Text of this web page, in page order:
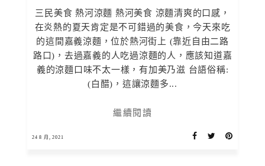
三民美食 熱河涼麵 熱河美食 涼麵清爽的口感，
在炎熱的夏天肯定是不可錯過的美食，今天來吃
的這間嘉義涼麵，位於熱河街上 (靠近自由二路
路口)，去過嘉義的人吃過涼麵的人，應該知道嘉
義的涼麵口味不太一樣，有加美乃滋 台語俗稱:
(白醋)，這讓涼麵多...
繼續閱讀
24 8 月, 2021